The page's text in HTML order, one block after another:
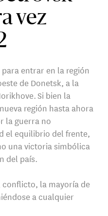
vez
entrar en la región
de Donetsk, a la
Si bien la
región hasta ahora
la guerra no
el equilibrio del frente,
una victoria simbólica
del país.
la mayoría de
a cualquier